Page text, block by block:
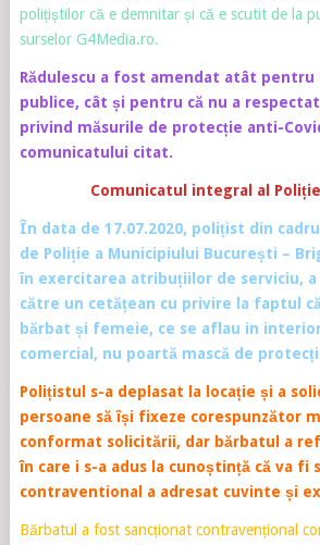
polițiștilor că e demnitar și că e scutit de la
surselor G4Media.ro.
Rădulescu a fost amendat atât
publice, cât și pentru că nu a
privind măsurile de protecție anti-
comunicatului citat.
Comunicatul integral al
În data de 17.07.2020, polițist din
de Poliție a Municipiului București –
în exercitarea atribuțiilor de serviciu,
către un cetățean cu privire la faptul
bărbat și femeie, ce se aflau in
comercial, nu poartă mască de
Polițistul s-a deplasat la locație și a
persoane să își fixeze corespunzător
conformat solicitării, dar bărbatul a
în care i s-a adus la cunoștință că va fi
contraventional a adresat cuvinte și
Bărbatul a fost sancționat contravențional